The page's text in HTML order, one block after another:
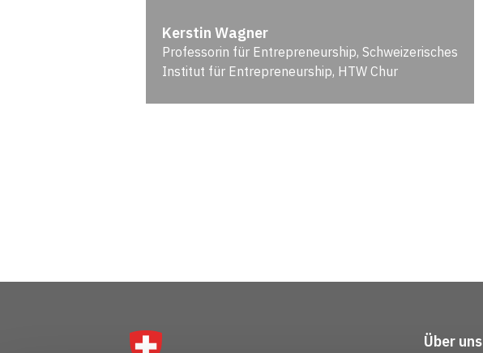
Kerstin Wagner
Professorin für Entrepreneurship, Schweizerisches
Institut für Entrepreneurship, HTW Chur
Über uns